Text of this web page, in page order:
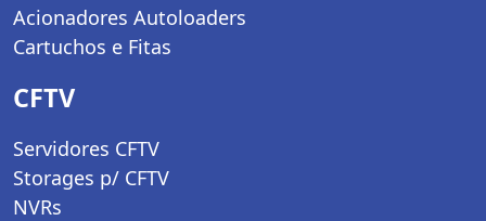
Acionadores Autoloaders
Cartuchos e Fitas
CFTV
Servidores CFTV
Storages p/ CFTV
NVRs